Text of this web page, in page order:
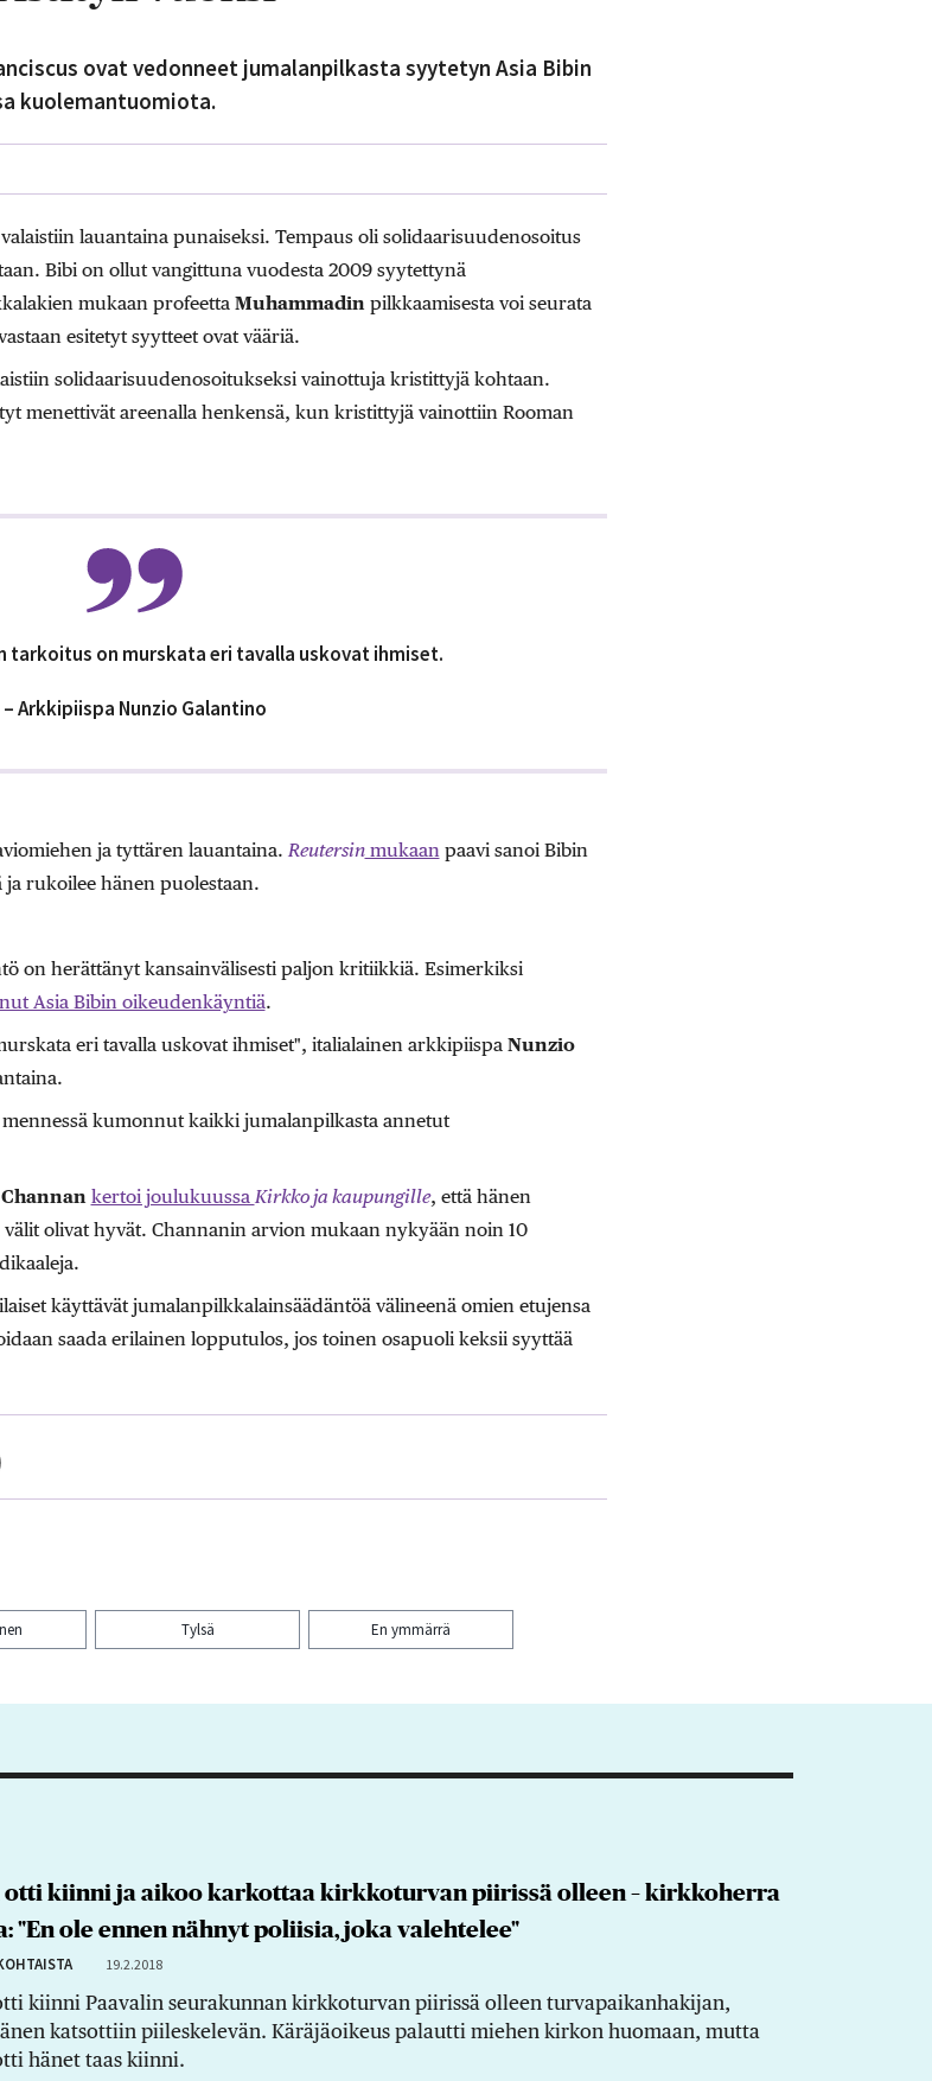
ovat vedonneet jumalanpilkasta syytetyn Asia Bibin
kuolemantuomiota.
lauantaina punaiseksi. Tempaus oli solidaarisuudenosoitus
Bibi on ollut vangittuna vuodesta 2009 syytettynä
mukaan profeetta Muhammadinpilkkaamisesta voi seurata
esitetyt syytteet ovat vääriä.
solidaarisuudenosoitukseksi vainottuja kristittyjä kohtaan.
menettivät areenalla henkensä, kun kristittyjä vainottiin Rooman
tarkoitus on murskata eri tavalla uskovat ihmiset.
– Arkkipiispa Nunzio Galantino
ja tyttären lauantaina. Reutersinmukaanpaavi sanoi Bibin
ja rukoilee hänen puolestaan.
on herättänyt kansainvälisesti paljon kritiikkiä. Esimerkiksi
Asia Bibin oikeudenkäyntiä.
eri tavalla uskovat ihmiset", italialainen arkkipiispa Nunzio
kumonnut kaikki jumalanpilkasta annetut
Channan kertoi joulukuussa Kirkko ja kaupungille, että hänen
olivat hyvät. Channanin arvion mukaan nykyään noin 10
käyttävät jumalanpilkkalainsäädäntöä välineenä omien etujensa
saada erilainen lopputulos, jos toinen osapuoli keksii syyttää
Tylsä En ymmärrä
otti kiinni ja aikoo karkottaa kirkkoturvan piirissä olleen – kirkkoherra
"En ole ennen nähnyt poliisia, joka valehtelee"
19.2.2018
kiinni Paavalin seurakunnan kirkkoturvan piirissä olleen turvapaikanhakijan,
katsottiin piileskelevän. Käräjäoikeus palautti miehen kirkon huomaan, mutta
hänet taas kiinni.